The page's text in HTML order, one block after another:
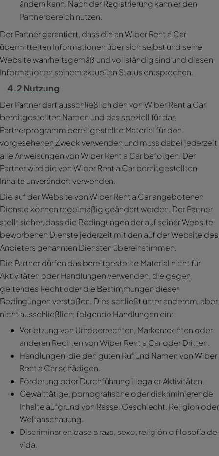
ändern kann. Nach der Registrierung kann er den
Partnerbereich nutzen.
Der Partner garantiert, dass die an Wiber Rent a Car
übermittelten Informationen über sich selbst und seine
Website wahrheitsgemäß und vollständig sind und diesen
Informationen seinem aktuellen Status entsprechen.
4.2 Nutzung
Der Partner darf ausschließlich den von Wiber Rent a Car
bereitgestellten Namen und das speziell für das
Partnerprogramm bereitgestellte Material für den
vorgesehenen Zweck verwenden und muss dabei jederzeit
alle Anweisungen von Wiber Rent a Car befolgen. Der
Partner wird die von Wiber Rent a Car bereitgestellten
Inhalte unverändert verwenden.
Die auf der Website von Wiber Rent a Car angebotenen
Dienste können regelmäßig geändert werden. Der Partner
stellt sicher, dass die Bedingungen der auf seiner Website
beworbenen Dienste jederzeit mit den auf der Website des
Anbieters genannten Diensten übereinstimmen.
Die Partner dürfen das bereitgestellte Material nicht für
Aktivitäten oder Handlungen verwenden, die gegen
geltendes Recht oder die Bestimmungen dieser
Bedingungen verstoßen. Dies schließt unter anderem, aber
nicht ausschließlich, folgende Handlungen ein:
Verletzung von Urheberrechten, Markenrechten oder
anderen Rechten von Wiber Rent a Car oder Dritten.
Handlungen, die den guten Ruf und Namen von Wiber
Rent a Car schädigen.
Förderung oder Durchführung illegaler Aktivitäten.
Gewalttätige, pornografische oder diskriminierende
Inhalte aufgrund von Rasse, Geschlecht, Religion oder
Weltanschauung.
Discriminar en base a raza, sexo, religión o filosofía de
vida.